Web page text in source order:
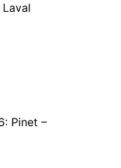
Pinet –